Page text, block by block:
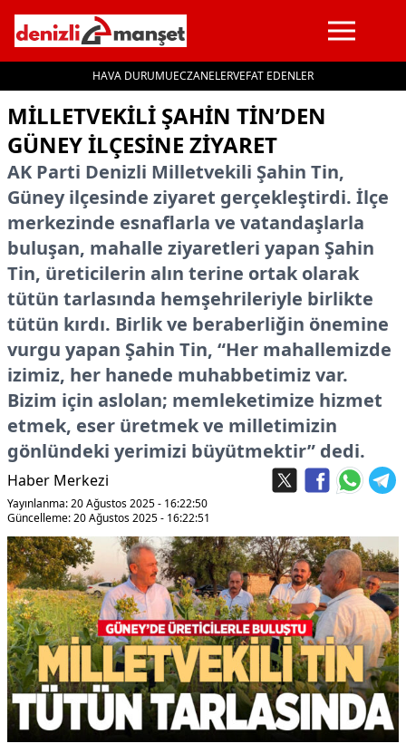
HAVA DURUMUECZANELERVEFAT EDENLER
İçeriğe geç
MILLETVEKILI ŞAHIN TIN’DEN
GÜNEY İLÇESINE ZIYARET
AK Parti Denizli Milletvekili Şahin Tin,
Güney ilçesinde ziyaret gerçekleştirdi. İlçe
merkezinde esnaflarla ve vatandaşlarla
buluşan, mahalle ziyaretleri yapan Şahin
Tin, üreticilerin alın terine ortak olarak
tütün tarlasında hemşehrileriyle birlikte
tütün kırdı. Birlik ve beraberliğin önemine
vurgu yapan Şahin Tin, “Her mahallemizde
izimiz, her hanede muhabbetimiz var.
Bizim için aslolan; memleketimize hizmet
etmek, eser üretmek ve milletimizin
gönlündeki yerimizi büyütmektir” dedi.
Haber Merkezi
Yayınlanma: 20 Ağustos 2025 - 16:22:50
Güncelleme: 20 Ağustos 2025 - 16:22:51